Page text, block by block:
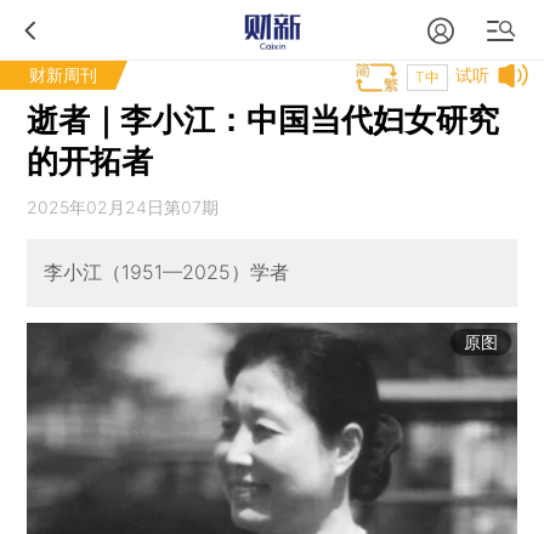
财新周刊 试听
T中
逝者｜李小江：中国当代妇女研究
的开拓者
2025年02月24日第07期
李小江（1951—2025）学者
原图